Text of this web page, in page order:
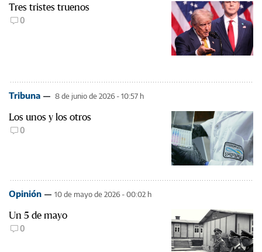
Tres tristes truenos
0
Tribuna 8 de junio de 2026 - 10:57 h
Los unos y los otros
0
Opinión 10 de mayo de 2026 - 00:02 h
Un 5 de mayo
0